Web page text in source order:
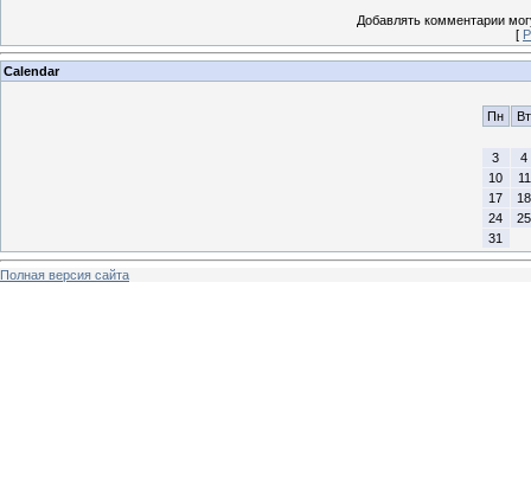
Добавлять комментарии
[
Calendar
Пн Вт
3
4
10
11
17
18
24
25
31
Полная версия сайта